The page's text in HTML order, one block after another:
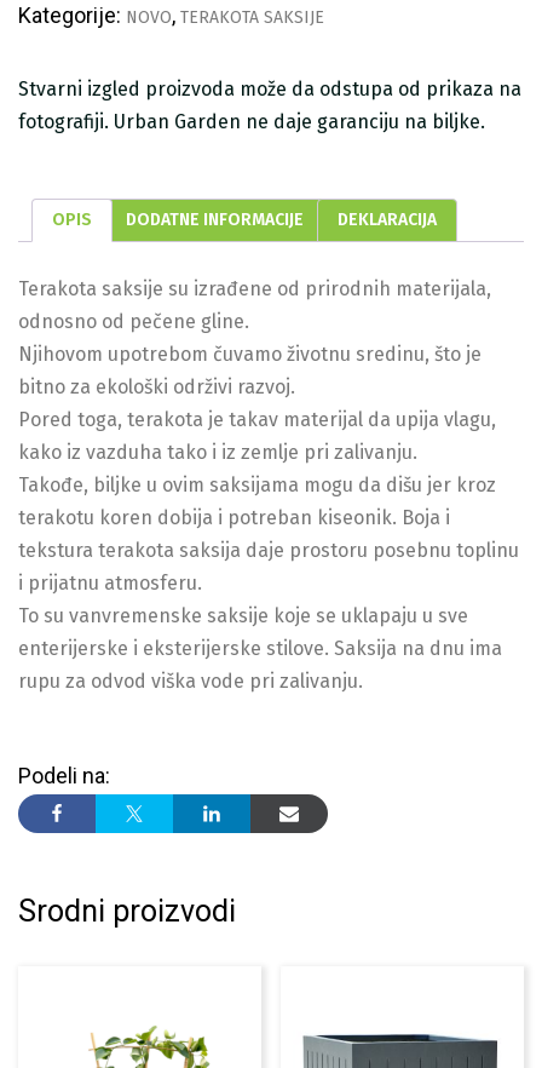
Kategorije: NOVO, TERAKOTA SAKSIJE
Stvarni izgled proizvoda može da odstupa od prikaza na
fotografiji. Urban Garden ne daje garanciju na biljke.
OPIS DODATNE INFORMACIJE DEKLARACIJA
Terakota saksije su izrađene od prirodnih materijala,
odnosno od pečene gline.
Njihovom upotrebom čuvamo životnu sredinu, što je
bitno za ekološki održivi razvoj.
Pored toga, terakota je takav materijal da upija vlagu,
kako iz vazduha tako i iz zemlje pri zalivanju.
Takođe, biljke u ovim saksijama mogu da dišu jer kroz
terakotu koren dobija i potreban kiseonik. Boja i
tekstura terakota saksija daje prostoru posebnu toplinu
i prijatnu atmosferu.
To su vanvremenske saksije koje se uklapaju u sve
enterijerske i eksterijerske stilove. Saksija na dnu ima
rupu za odvod viška vode pri zalivanju.
Podeli na:
Srodni proizvodi